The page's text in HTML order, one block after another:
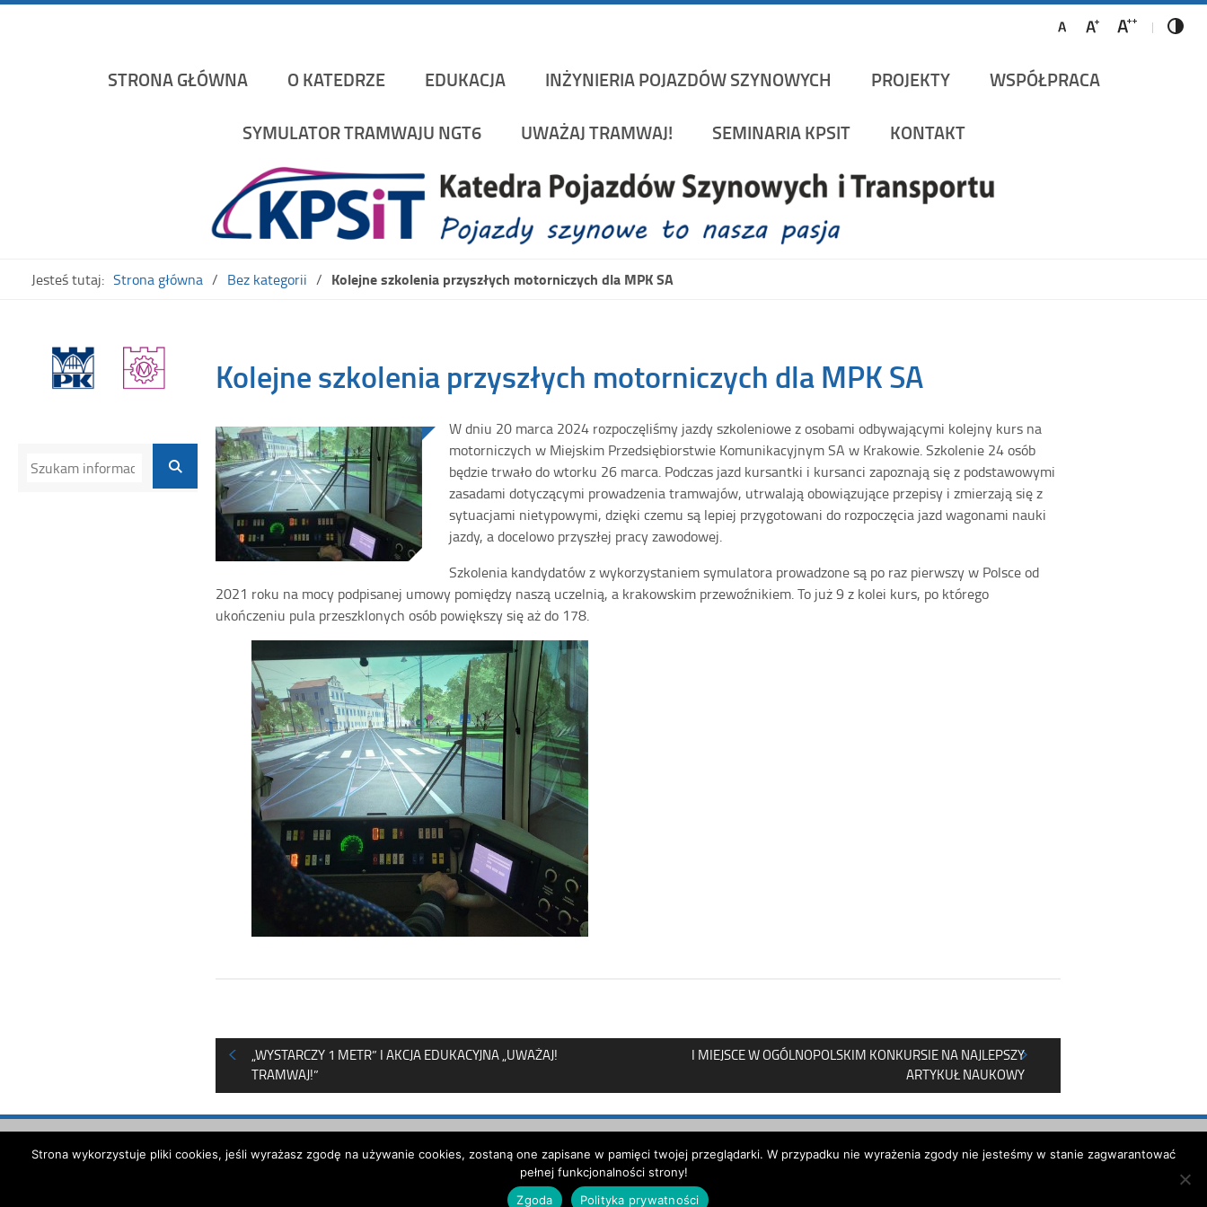
STRONA GŁÓWNA O KATEDRZE EDUKACJA INŻYNIERIA POJAZDÓW SZYNOWYCH PROJEKTY WSPÓŁPRACA
SYMULATOR TRAMWAJU NGT6 UWAŻAJ TRAMWAJ! SEMINARIA KPSIT KONTAKT
Jesteś tutaj: Strona główna Bez kategorii Kolejne szkolenia przyszłych motorniczych dla MPK SA
Kolejne szkolenia przyszłych motorniczych dla MPK SA
W dniu 20 marca 2024 rozpoczęliśmy jazdy szkoleniowe z osobami odbywającymi kolejny kurs na
motorniczych w Miejskim Przedsiębiorstwie Komunikacyjnym SA w Krakowie. Szkolenie 24 osób
będzie trwało do wtorku 26 marca. Podczas jazd kursantki i kursanci zapoznają się z podstawowymi
zasadami dotyczącymi prowadzenia tramwajów, utrwalają obowiązujące przepisy i zmierzają się z
sytuacjami nietypowymi, dzięki czemu są lepiej przygotowani do rozpoczęcia jazd wagonami nauki
jazdy, a docelowo przyszłej pracy zawodowej.
Szkolenia kandydatów z wykorzystaniem symulatora prowadzone są po raz pierwszy w Polsce od
2021 roku na mocy podpisanej umowy pomiędzy naszą uczelnią, a krakowskim przewoźnikiem. To już 9 z kolei kurs, po którego
ukończeniu pula przeszklonych osób powiększy się aż do 178.
„WYSTARCZY 1 METR” I AKCJA EDUKACYJNA „UWAŻAJ!
TRAMWAJ!”
I MIEJSCE W OGÓLNOPOLSKIM KONKURSIE NA NAJLEPSZY
ARTYKUŁ NAUKOWY
Polska Akademia Dostępności
realizowanego przezFundację Widzialni
Strona wykorzystuje pliki cookies, jeśli wyrażasz zgodę na używanie cookies, zostaną one zapisane w pamięci twojej przeglądarki. W przypadku nie wyrażenia zgody nie jesteśmy w stanie zagwarantować
pełnej funkcjonalności strony!
Zgoda
Polityka prywatności